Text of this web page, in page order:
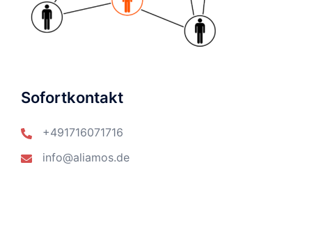
Sofortkontakt
+491716071716
info@aliamos.de